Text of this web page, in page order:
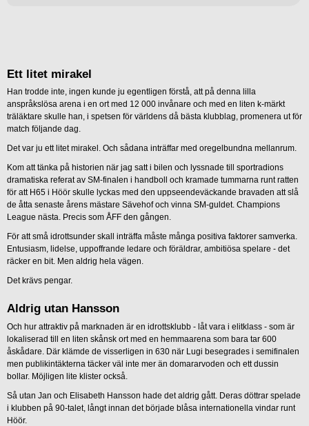
Ett litet mirakel
Han trodde inte, ingen kunde ju egentligen förstå, att på denna lilla
anspråkslösa arena i en ort med 12 000 invånare och med en liten k-märkt
träläktare skulle han, i spetsen för världens då bästa klubblag, promenera ut för
match följande dag.
Det var ju ett litet mirakel. Och sådana inträffar med oregelbundna mellanrum.
Kom att tänka på historien när jag satt i bilen och lyssnade till sportradions
dramatiska referat av SM-finalen i handboll och kramade tummarna runt ratten
för att H65 i Höör skulle lyckas med den uppseendeväckande bravaden att slå
de åtta senaste årens mästare Sävehof och vinna SM-guldet. Champions
League nästa. Precis som ÅFF den gången.
För att små idrottsunder skall inträffa måste många positiva faktorer samverka.
Entusiasm, lidelse, uppoffrande ledare och föräldrar, ambitiösa spelare - det
räcker en bit. Men aldrig hela vägen.
Det krävs pengar.
Aldrig utan Hansson
Och hur attraktiv på marknaden är en idrottsklubb - låt vara i elitklass - som är
lokaliserad till en liten skånsk ort med en hemmaarena som bara tar 600
åskådare. Där klämde de visserligen in 630 när Lugi besegrades i semifinalen
men publikintäkterna täcker väl inte mer än domararvoden och ett dussin
bollar. Möjligen lite klister också.
Så utan Jan och Elisabeth Hansson hade det aldrig gått. Deras döttrar spelade
i klubben på 90-talet, långt innan det började blåsa internationella vindar runt
Höör.